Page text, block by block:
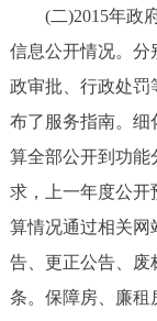
(二)2015年政府
信息公开情况。分
政审批、行政处罚
布了服务指南。细
算全部公开到功能
求，上一年度公开
算情况通过相关网
告、更正公告、废
条。保障房、廉租